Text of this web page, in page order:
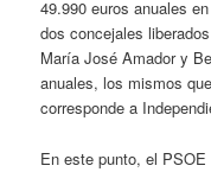
49.990 euros anuales
dos concejales
María José Amador y
anuales, los mismos
corresponde a
En este punto, el